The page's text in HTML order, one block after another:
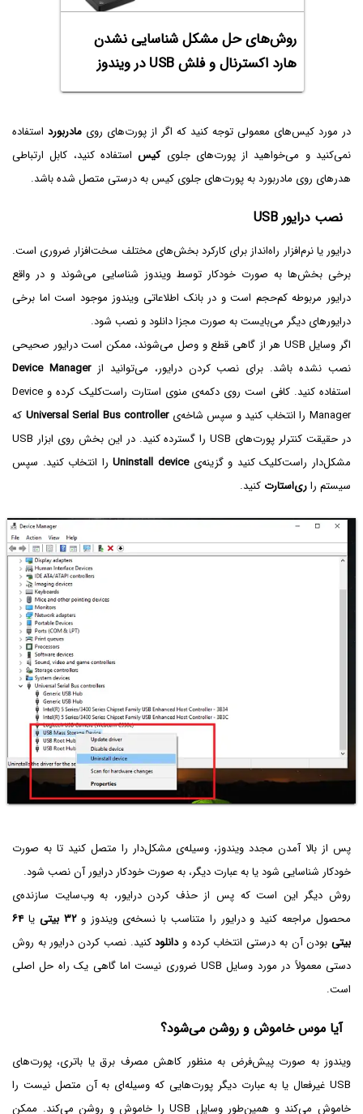
روش‌های حل مشکل شناسایی نشدن
هارد اکسترنال و فلش USB در ویندوز
در مورد کیس‌های معمولی توجه کنید که اگر از پورت‌های روی مادربورد استفاده
نمی‌کنید و می‌خواهید از پورت‌های جلویکیساستفاده کنید، کابل ارتباطی
هدرهای روی مادربورد به پورت‌های جلوی کیس به درستی متصل شده باشد.
نصب درایور USB
درایور یا نرم‌افزار راه‌انداز برای کارکرد بخش‌های مختلف سخت‌افزار ضروری است.
برخی بخش‌ها به صورت خودکار توسط ویندوز شناسایی می‌شوند و در واقع
درایور مربوطه کم‌حجم است و در بانک اطلاعاتی ویندوز موجود است اما برخی
درایورهای دیگر می‌بایست به صورت مجزا دانلود و نصب شود.
اگر وسایل USB هر از گاهی قطع و وصل می‌شوند، ممکن است درایور صحیحی
نصب نشده باشد. برای نصب کردن درایور، می‌توانید ازDevice Manager
استفاده کنید. کافی است روی دکمه‌ی منوی استارت راست‌کلیک کرده و Device
Manager را انتخاب کنید و سپس شاخه‌ی
Universal Serial Bus controller که
در حقیقت کنترلر پورت‌های USB را گسترده کنید. در این بخش روی ابزار USB
مشکل‌دار راست‌کلیک کنید و گزینه‌یUninstall deviceرا انتخاب کنید. سپس
سیستم راری‌استارت کنید.
پس از بالا آمدن مجدد ویندوز، وسیله‌ی مشکل‌دار را متصل کنید تا به صورت
خودکار شناسایی شود یا به عبارت دیگر، به صورت خودکار درایور آن نصب شود.
روش دیگر این است که پس از حذف کردن درایور، به وب‌سایت سازنده‌ی
محصول مراجعه کنید و درایور را متناسب با نسخه‌ی ویندوز و۳۲ بیتی یا۶۴
بیتیبودن آن به درستی انتخاب کرده ودانلودکنید. نصب کردن درایور به روش
دستی معمولاً در مورد وسایل USB ضروری نیست اما گاهی یک راه حل اصلی
است.
آیا موس خاموش و روشن می‌شود؟
ویندوز به صورت پیش‌فرض به منظور کاهش مصرف برق یا باتری، پورت‌های
USB غیرفعال یا به عبارت دیگر پورت‌هایی که وسیله‌ای به آن متصل نیست را
خاموش می‌کند و همین‌طور وسایل USB را خاموش و روشن می‌کند. ممکن